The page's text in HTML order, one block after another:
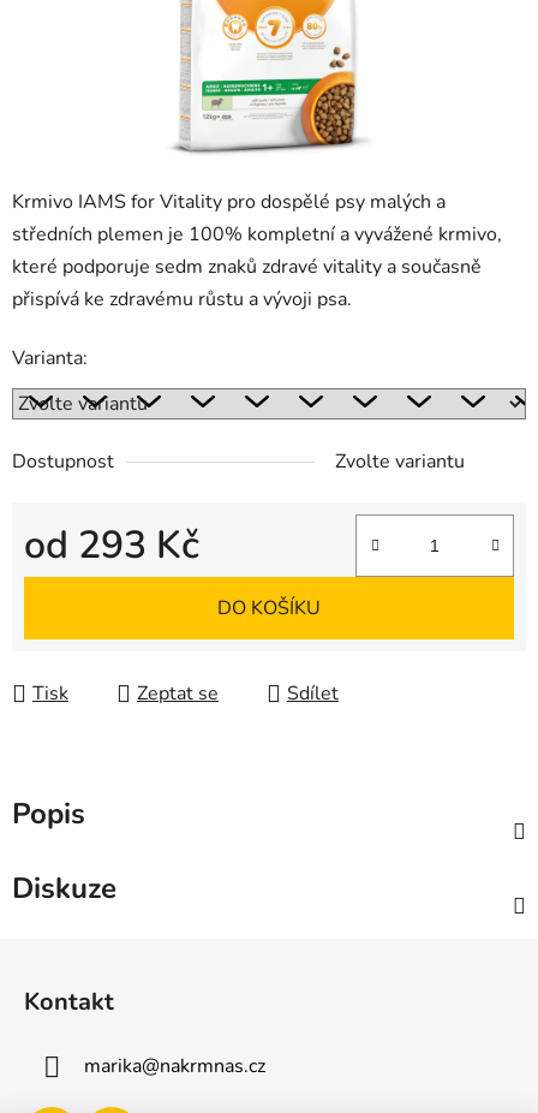
Krmivo IAMS for Vitality pro dospělé psy malých a
středních plemen je 100% kompletní a vyvážené krmivo,
které podporuje sedm znaků zdravé vitality a současně
přispívá ke zdravému růstu a vývoji psa.
Varianta:
Dostupnost Zvolte variantu
od 293 Kč
Měrná cena:
DO KOŠÍKU
Tisk Zeptat se Sdílet
Popis
Diskuze
Kontakt
marika@nakrmnas.cz